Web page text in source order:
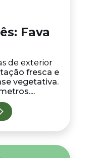
Fava
de exterior
fresca e
vegetativa.